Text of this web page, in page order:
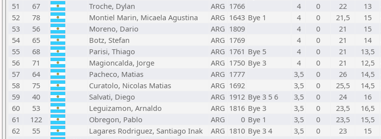
51
67 Troche, Dylan ARG 1766 4 0 22 13
52
78 Montiel Marin, Micaela Agustina ARG 1643 Bye 1 4 0 21,5 15
53
56 Moreno, Dario ARG 1809 4 0 21 15
54
65 Botz, Stefan ARG 1769 4 0 21 14
55
68 Parisi, Thiago ARG 1761 Bye 5 4 0 21 13,5
56
71 Magioncalda, Jorge ARG 1750 Bye 3 4 0 21 12,5
57
64 Pacheco, Matias ARG 1777 3,5 0 26 14,5
58
75 Curatolo, Nicolas Matias ARG 1692 3,5 0 25,5 14,5
59
40 Salvati, Diego ARG 1912 Bye 3 5 6 3,5 0 24 16
60
53 Leguizamon, Arnaldo ARG 1816 Bye 3 3,5 0 23,5 16,5
61
122 Obregon, Pablo ARG 0 Bye 1 3,5 0 23,5
15,5
62
55 Lagares Rodriguez, Santiago Inak ARG 1810 Bye 3 4 3,5 0 23 15